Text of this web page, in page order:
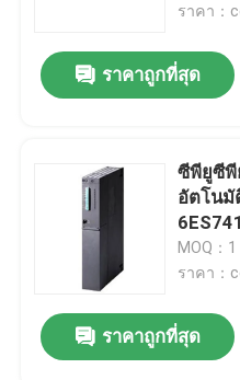
ราคา：
ราคาถูกที่สุด
ซีพียูซี
อัตโนมั
MOQ：
ราคา：
ราคาถูกที่สุด